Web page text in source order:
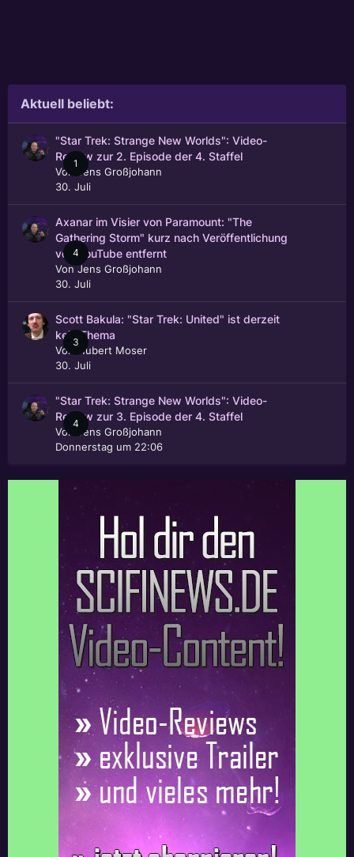
Aktuell beliebt:
1
"Star Trek: Strange New Worlds": Video-
Review zur 2. Episode der 4. Staffel
Von
Jens Großjohann
30. Juli
4
Axanar im Visier von Paramount: "The
Gathering Storm" kurz nach Veröffentlichung
von YouTube entfernt
VonJens Großjohann
30. Juli
3
Scott Bakula: "Star Trek: United" ist derzeit
kein Thema
Von
Hubert Moser
30. Juli
4
"Star Trek: Strange New Worlds": Video-
Review zur 3. Episode der 4. Staffel
Von
Jens Großjohann
Donnerstag um 22:06